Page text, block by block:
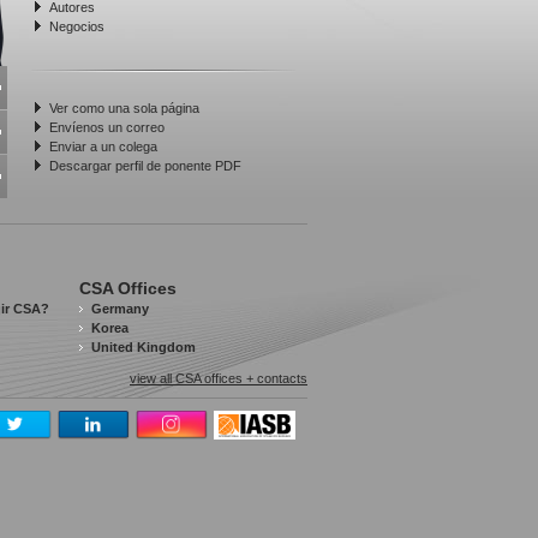
Autores
Negocios
Ver como una sola página
Envíenos un correo
Enviar a un colega
Descargar perfil de ponente PDF
CSA?
CSA Offices
Germany
Korea
United Kingdom
view all CSA offices + contacts